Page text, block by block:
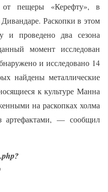
от пещеры «Керефту», в
Дивандаре. Раскопки в этом
и проведено два сезона
момент исследован
и исследовано 14
найдены металлические
к культуре Манна
на раскопках холма
артефактами, — сообщил